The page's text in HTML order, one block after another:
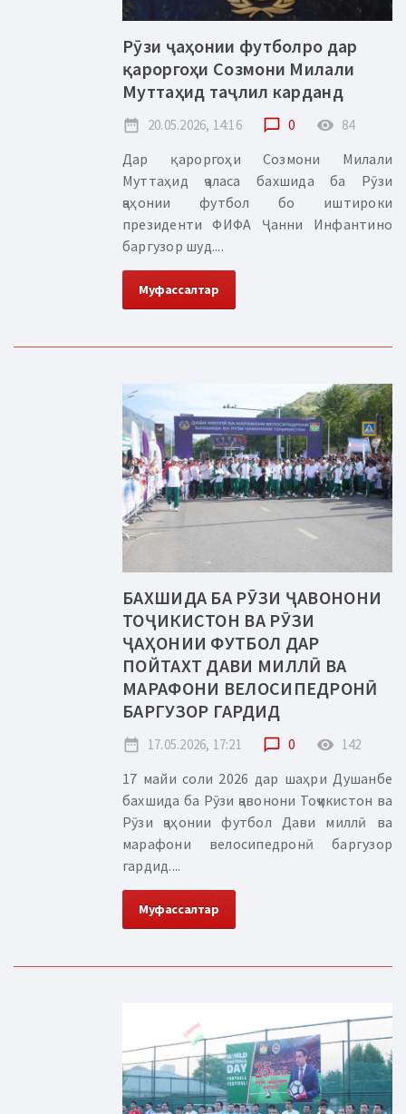
Рӯзи ҷаҳонии футболро дар
қароргоҳи Созмони Милали
Муттаҳид таҷлил карданд
date_range 20.05.2026, 14:16 chat_bubble_outline 0 remove_red_eye 84
Дар қароргоҳи Созмони Милали
Муттаҳид ҷаласа бахшида ба Рӯзи
ҷаҳонии футбол бо иштироки
президенти ФИФА Ҷанни Инфантино
баргузор шуд....
Муфассалтар
БАХШИДА БА РӮЗИ ҶАВОНОНИ
ТОҶИКИСТОН ВА РӮЗИ
ҶАҲОНИИ ФУТБОЛ ДАР
ПОЙТАХТ ДАВИ МИЛЛӢ ВА
МАРАФОНИ ВЕЛОСИПЕДРОНӢ
БАРГУЗОР ГАРДИД
date_range 17.05.2026, 17:21 chat_bubble_outline 0 remove_red_eye 142
17 майи соли 2026 дар шаҳри Душанбе
бахшида ба Рӯзи ҷавонони Тоҷикистон ва
Рӯзи ҷаҳонии футбол Дави миллӣ ва
марафони велосипедронӣ баргузор
гардид....
Муфассалтар